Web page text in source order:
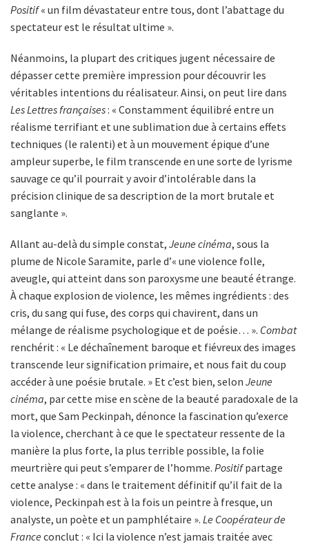
Positif« un film dévastateur entre tous, dont l’abattage du
spectateur est le résultat ultime ».
Néanmoins, la plupart des critiques jugent nécessaire de
dépasser cette première impression pour découvrir les
véritables intentions du réalisateur. Ainsi, on peut lire dans
Les Lettres françaises: « Constamment équilibré entre un
réalisme terrifiant et une sublimation due à certains effets
techniques (le ralenti) et à un mouvement épique d’une
ampleur superbe, le film transcende en une sorte de lyrisme
sauvage ce qu’il pourrait y avoir d’intolérable dans la
précision clinique de sa description de la mort brutale et
sanglante ».
Allant au-delà du simple constat, Jeune cinéma, sous la
plume de Nicole Saramite, parle d’« une violence folle,
aveugle, qui atteint dans son paroxysme une beauté étrange.
À chaque explosion de violence, les mêmes ingrédients : des
cris, du sang qui fuse, des corps qui chavirent, dans un
mélange de réalisme psychologique et de poésie… ». Combat
renchérit : « Le déchaînement baroque et fiévreux des images
transcende leur signification primaire, et nous fait du coup
accéder à une poésie brutale. » Et c’est bien, selon Jeune
cinéma, par cette mise en scène de la beauté paradoxale de la
mort, que Sam Peckinpah, dénonce la fascination qu’exerce
la violence, cherchant à ce que le spectateur ressente de la
manière la plus forte, la plus terrible possible, la folie
meurtrière qui peut s’emparer de l’homme. Positifpartage
cette analyse : « dans le traitement définitif qu’il fait de la
violence, Peckinpah est à la fois un peintre à fresque, un
analyste, un poète et un pamphlétaire ». Le Coopérateur de
France conclut : « Ici la violence n’est jamais traitée avec